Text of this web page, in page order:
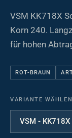
VSM KK718X
Korn 240.
für hohen
ROT-BRAUN
VARIANTE WÄHLEN